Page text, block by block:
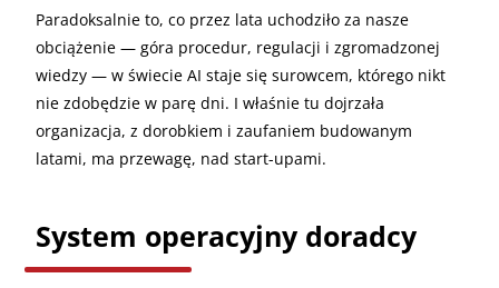
Paradoksalnie to, co przez lata uchodziło za nasze
obciążenie — góra procedur, regulacji i zgromadzonej
wiedzy — w świecie AI staje się surowcem, którego nikt
nie zdobędzie w parę dni. I właśnie tu dojrzała
organizacja, z dorobkiem i zaufaniem budowanym
latami, ma przewagę, nad start-upami.
System operacyjny doradcy